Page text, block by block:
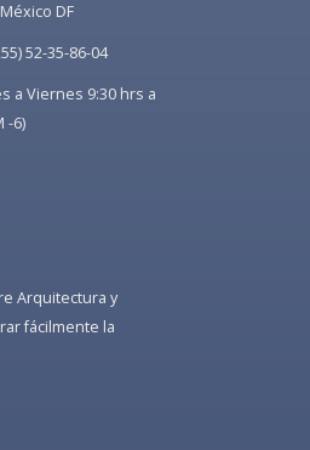
DF
52-35-86-04
a Viernes 9:30 hrs a
-6)
Arquitectura y
fácilmente la